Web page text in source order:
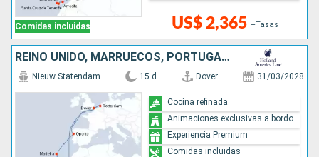
Comidas incluidas US$ 2,365 +Tasas
REINO UNIDO, MARRUECOS, PORTUGAL, PAISES BAJOS
Nieuw Statendam 15 d Dover 31/03/2028
Cocina refinada
Animaciones exclusivas a bordo
Experiencia Premium
Comidas incluidas